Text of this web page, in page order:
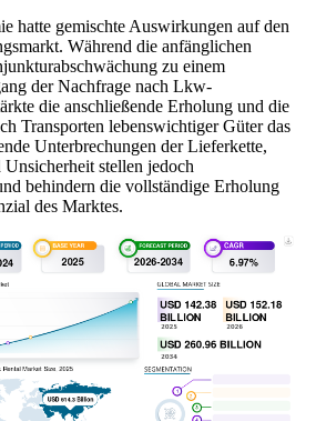
hatte gemischte Auswirkungen auf den
Während die anfänglichen
zu einem
der Nachfrage nach Lkw-
die anschließende Erholung und die
Transporten lebenswichtiger Güter das
Unterbrechungen der Lieferkette,
stellen jedoch
behindern die vollständige Erholung
des Marktes.